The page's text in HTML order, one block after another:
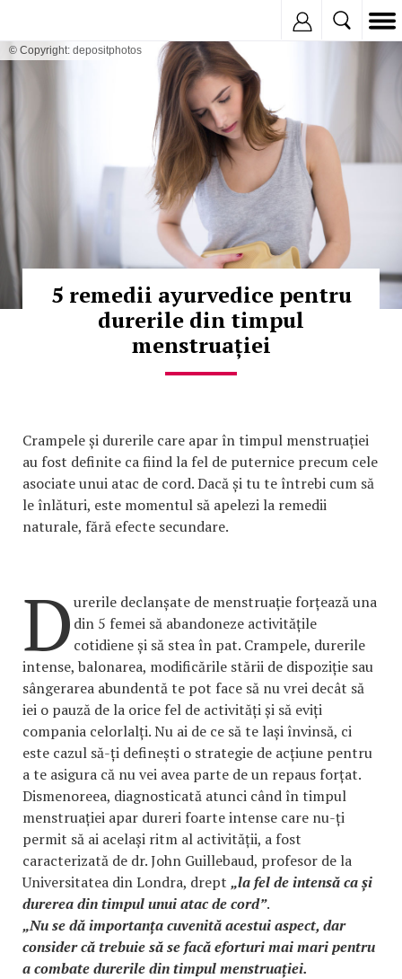
© Copyright: depositphotos
5 remedii ayurvedice pentru
durerile din timpul
menstruației
Crampele și durerile care apar în timpul menstruației
au fost definite ca fiind la fel de puternice precum cele
asociate unui atac de cord. Dacă și tu te întrebi cum să
le înlături, este momentul să apelezi la remedii
naturale, fără efecte secundare.
Durerile declanșate de menstruație forțează una
din 5 femei să abandoneze activitățile
cotidiene și să stea în pat. Crampele, durerile
intense, balonarea, modificările stării de dispoziție sau
sângerarea abundentă te pot face să nu vrei decât să
iei o pauză de la orice fel de activități și să eviți
compania celorlalți. Nu ai de ce să te lași învinsă, ci
este cazul să-ți definești o strategie de acțiune pentru
a te asigura că nu vei avea parte de un repaus forțat.
Dismenoreea, diagnosticată atunci când în timpul
menstruației apar dureri foarte intense care nu-ți
permit să ai același ritm al activității, a fost
caracterizată de dr. John Guillebaud, profesor de la
Universitatea din Londra, drept „la fel de intensă ca și
durerea din timpul unui atac de cord”.
„Nu se dă importanța cuvenită acestui aspect, dar
consider că trebuie să se facă eforturi mai mari pentru
a combate durerile din timpul menstruației.